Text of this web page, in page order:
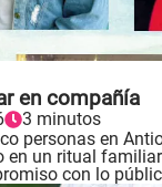
en compañía
3 minutos
personas en
en un ritual
con lo